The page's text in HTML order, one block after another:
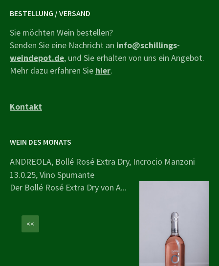
BESTELLUNG / VERSAND
Sie möchten Wein bestellen?
Senden Sie eine Nachricht an info@schillings-
weindepot.de, und Sie erhalten von uns ein Angebot.
Mehr dazu erfahren Sie hier.
Kontakt
WEIN DES MONATS
ANDREOLA, Bollé Rosé Extra Dry, Incrocio Manzoni
13.0.25, Vino Spumante
Der Bollé Rosé Extra Dry von A...
<<